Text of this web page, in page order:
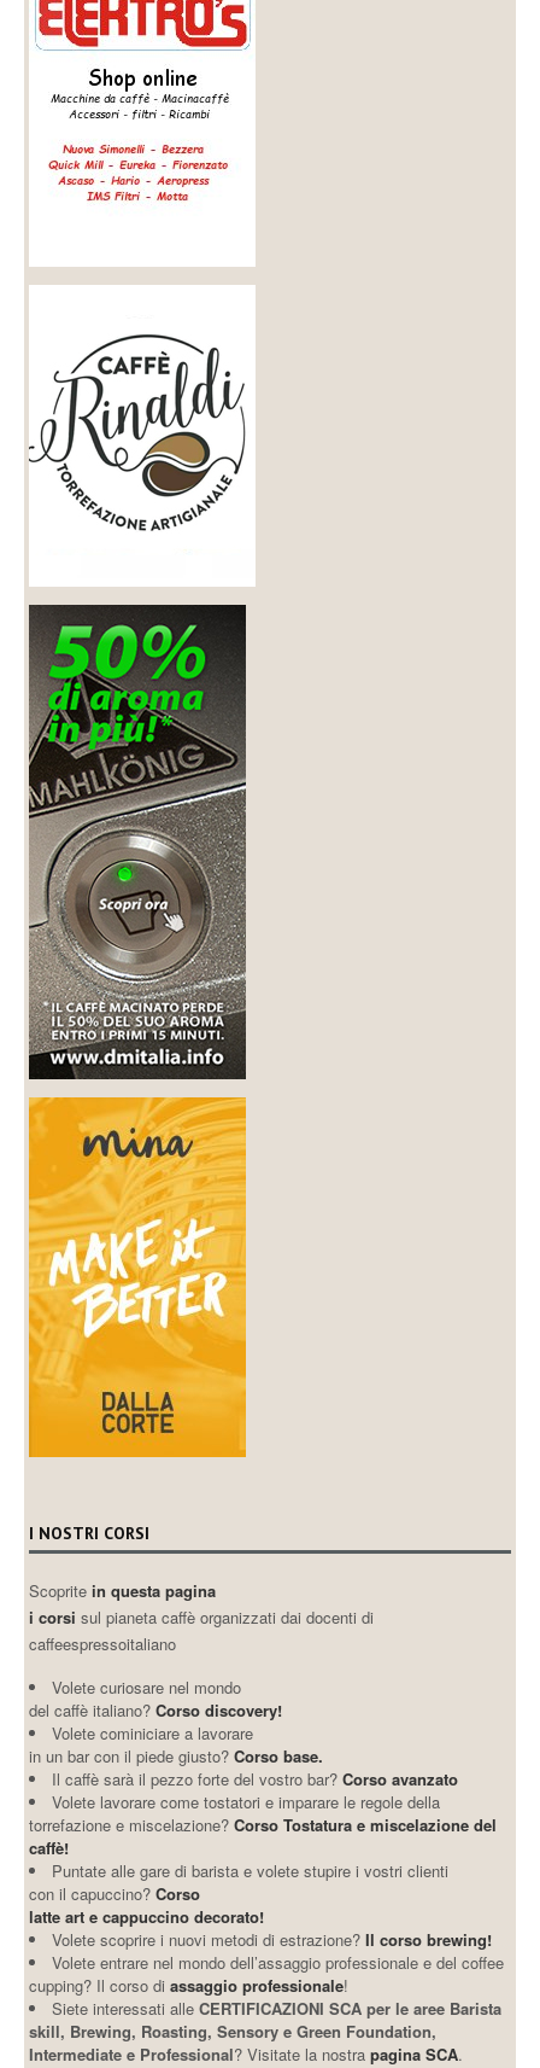
I NOSTRI CORSI
Scopritein questa pagina
i corsi sul pianeta caffè organizzati dai docenti di
caffeespressoitaliano
Volete curiosare nel mondo
del caffè italiano? Corso discovery!
Volete cominiciare a lavorare
in un bar con il piede giusto? Corso base.
Il caffè sarà il pezzo forte del vostro bar?Corso avanzato
Volete lavorare come tostatori e imparare le regole della
torrefazione e miscelazione?Corso Tostatura e miscelazione del
caffè!
Puntate alle gare di barista e volete stupire i vostri clienti
con il capuccino?Corso
latte art e cappuccino decorato!
Volete scoprire i nuovi metodi di estrazione?Il corso brewing!
Volete entrare nel mondo dell’assaggio professionale e del coffee
cupping? Il corso diassaggio professionale!
Siete interessati alleCERTIFICAZIONI SCA per le aree Barista
skill, Brewing, Roasting, Sensory e Green Foundation,
Intermediate e Professional? Visitate la nostrapagina SCA.